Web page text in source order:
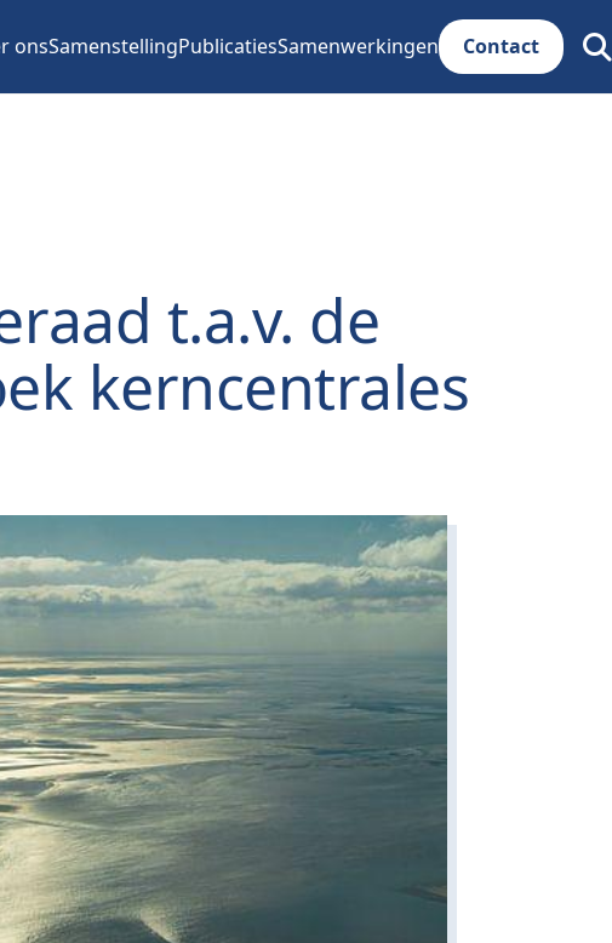
onsSamenstellingPublicatiesSamenwerkingen Contact
t.a.v. de
kerncentrales